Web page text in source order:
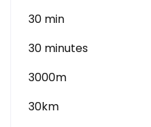
30 min
30 minutes
3000m
30km